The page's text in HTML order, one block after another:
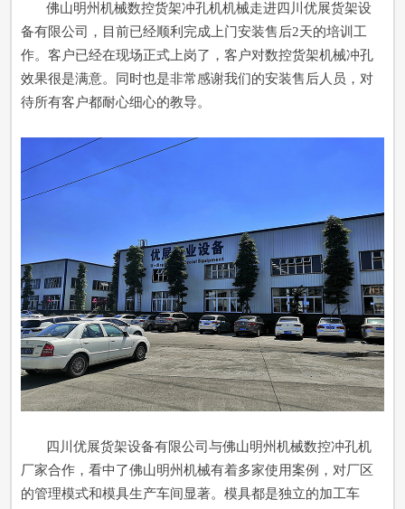
佛山明州机械数控货架冲孔机机械走进四川优展货架设
备有限公司，目前已经顺利完成上门安装售后2天的培训工
作。客户已经在现场正式上岗了，客户对数控货架机械冲孔
效果很是满意。同时也是非常感谢我们的安装售后人员，对
待所有客户都耐心细心的教导。
四川优展货架设备有限公司与佛山明州机械数控冲孔机
厂家合作，看中了佛山明州机械有着多家使用案例，对厂区
的管理模式和模具生产车间显著。模具都是独立的加工车